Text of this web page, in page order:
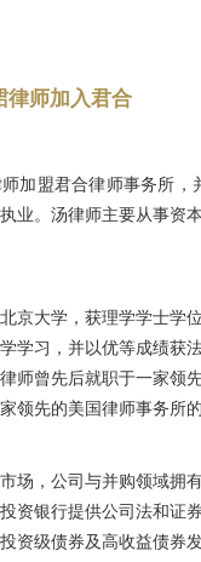
律师加入君合
加盟君合律师事务所，
业。汤律师主要从事资
京大学，获理学学士学
学习，并以优等成绩获
律师曾先后就职于一家领
领先的美国律师事务所
场，公司与并购领域拥
资银行提供公司法和证
资级债券及高收益债券